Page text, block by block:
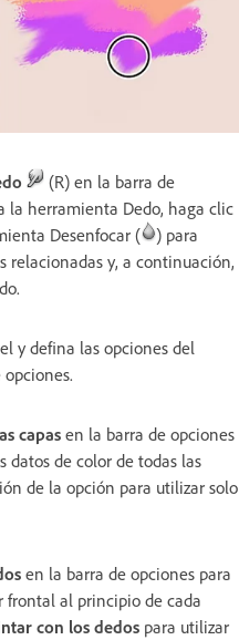
(R) en la barra de
la herramienta Dedo, haga clic
Desenfocar (
) para
relacionadas y, a continuación,
y defina las opciones del
capas en la barra de opciones
datos de color de todas las
de la opción para utilizar solo
en la barra de opciones para
al principio de cada
con los dedos para utilizar